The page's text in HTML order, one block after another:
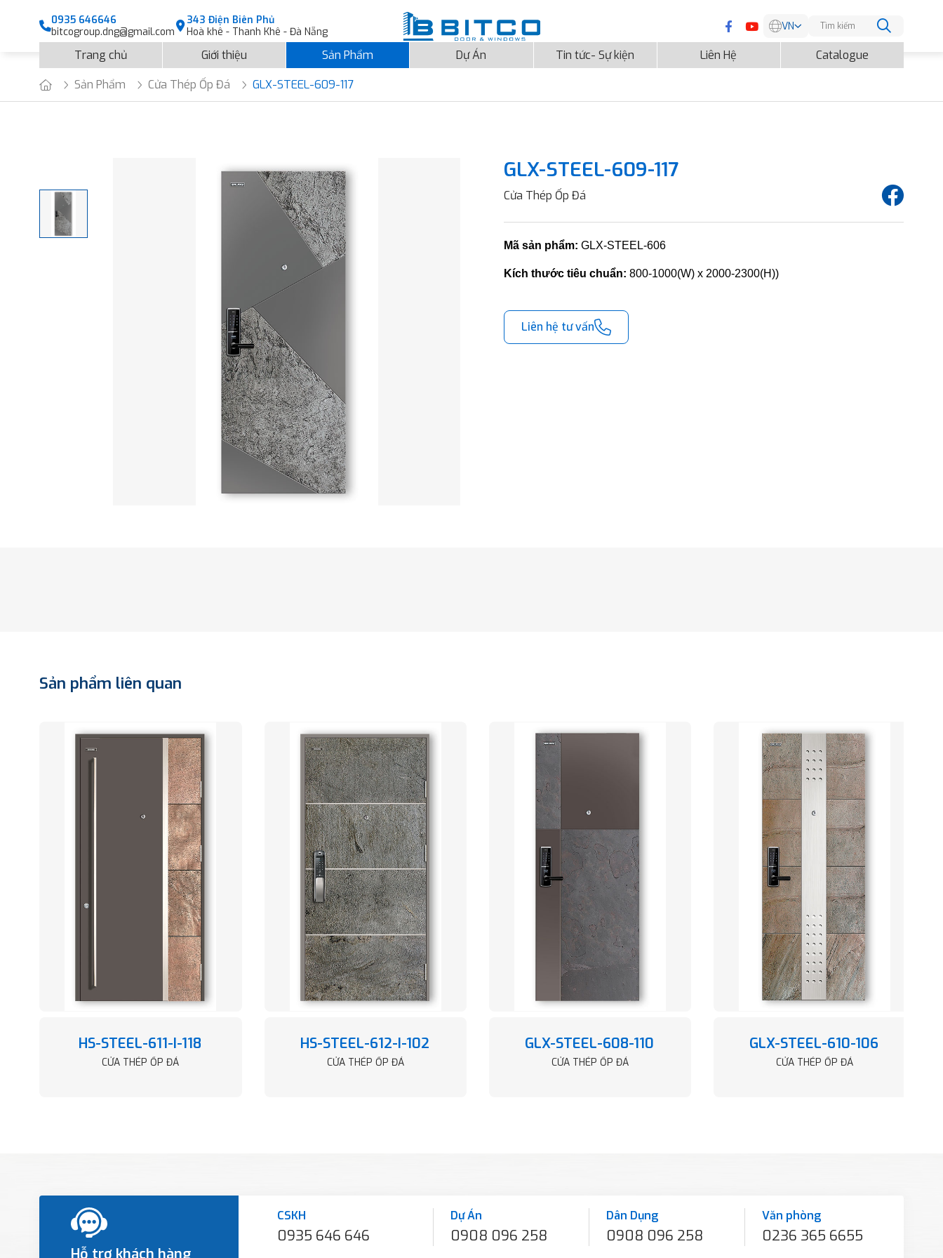
0935 646646
bitcogroup.dng@gmail.com
343 Điện Biên Phủ
Hoà khê - Thanh Khê - Đà Nẵng
VN
Trang chủ Giới thiệu Sản Phẩm Dự Án Tin tức- Sự kiện Liên Hệ
Catalogue
Sản Phẩm
Cửa Thép Ốp Đá GLX-STEEL-609-117
GLX-STEEL-609-117
Cửa Thép Ốp Đá
Mã sản phẩm: GLX-STEEL-606
Kích thước tiêu chuẩn: 800-1000(W) x 2000-2300(H))
Liên hệ tư vấn
Sản phẩm liên quan
HS-STEEL-611-I-118
CỬA THÉP ỐP ĐÁ
HS-STEEL-612-I-102
CỬA THÉP ỐP ĐÁ
GLX-STEEL-608-110
CỬA THÉP ỐP ĐÁ
GLX-STEEL-610-106
CỬA THÉP ỐP ĐÁ
Hỗ trợ khách hàng
CSKH
0935 646 646
Dự Án
0908 096 258
Dân Dụng
0908 096 258
Văn phòng
0236 365 6655